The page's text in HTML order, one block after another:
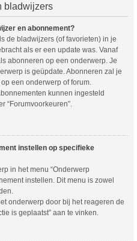
bladwijzers
en abonnement?
de bladwijzers (of favorieten) in je
als er een update was. Vanaf
abonneren op een onderwerp. Je
is geüpdate. Abonneren zal je
een onderwerp of forum.
kunnen ingesteld
“Forumvoorkeuren”.
instellen op specifieke
in het menu “Onderwerp
instellen. Dit menu is zowel
onderwerp door bij het reageren de
is geplaatst” aan te vinken.